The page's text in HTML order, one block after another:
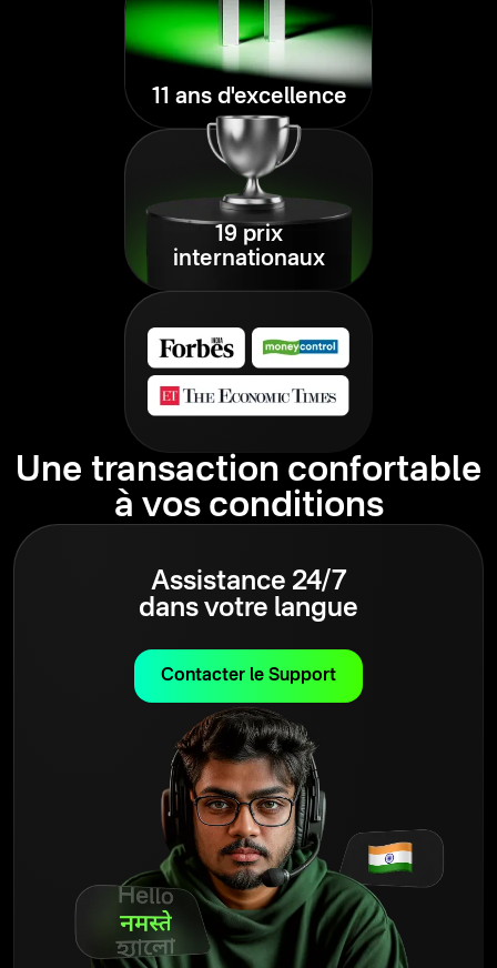
11 ans d'excellence
19 prix
internationaux
Une transaction confortable
à vos conditions
Assistance 24/7
dans votre langue
Contacter le Support